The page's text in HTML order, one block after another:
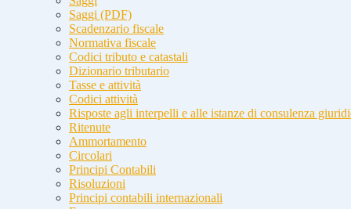
Saggi (PDF)
Scadenzario fiscale
Normativa fiscale
Codici tributo e catastali
Dizionario tributario
Tasse e attività
Codici attività
Risposte agli interpelli e alle istanze di consulenza
Ritenute
Ammortamento
Circolari
Principi Contabili
Risoluzioni
Principi contabili internazionali